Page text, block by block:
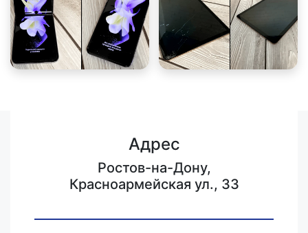
Адрес
Ростов-на-Дону,
Красноармейская ул., 33